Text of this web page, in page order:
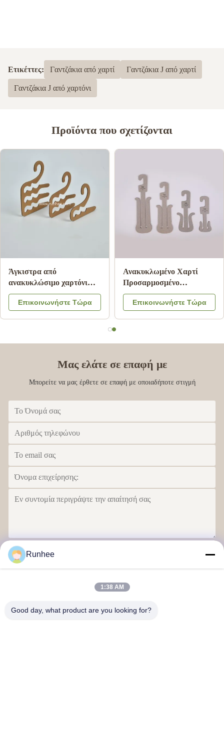
Ετικέττες: Γαντζάκια από χαρτί Γαντζάκια J από χαρτί
Γαντζάκια J από χαρτόνι
Προϊόντα που σχετίζονται
Βιοδιασπώμενη
κρεμάστρα ρούχων από
χαρτόνι, φιλική προς το
περιβάλλον, κρεμάστρες
Επικοινωνήστε Τώρα
Κρεμάστρες εσωρούχων
από χαρτόνι με
πιστοποίηση ISO9001 FSC
SGS, με 100%
Επικοινωνήστε Τώρα
Μας ελάτε σε επαφή με
Μπορείτε να μας έρθετε σε επαφή με οποιαδήποτε στιγμή
Runhee
1:38 AM
Good day, what product are you looking for?